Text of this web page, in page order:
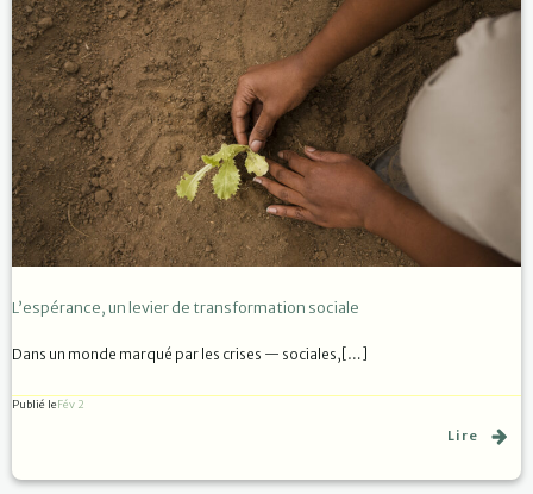
L’espérance, un levier de transformation sociale
Dans un monde marqué par les crises — sociales,[…]
Publié leFév 2
Lire